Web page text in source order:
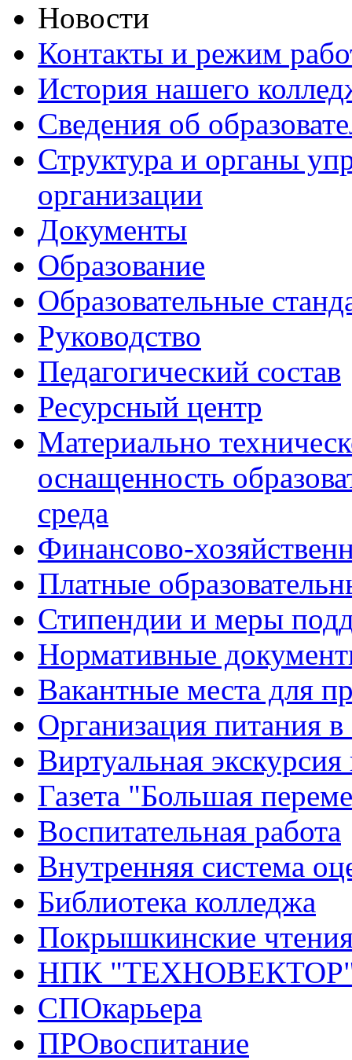
Новости
Контакты и режим
История нашего
Сведения об
Структура и органы
организации
Документы
Образование
Образовательные
Руководство
Педагогический состав
Ресурсный центр
Материально
оснащенность
среда
Финансово-
Платные
Стипендии и меры
Нормативные
Вакантные места для
Организация питания в
Виртуальная
Газета "Большая
Воспитательная работа
Внутренняя система
Библиотека колледжа
Покрышкинские
НПК
СПОкарьера
ПРОвоспитание